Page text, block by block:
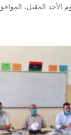
الموافق 31 مايو